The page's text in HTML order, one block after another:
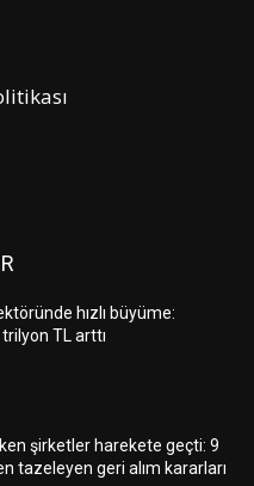
hızlı büyüme:
TL arttı
şirketler harekete geçti: 9
tazeleyen geri alım kararları